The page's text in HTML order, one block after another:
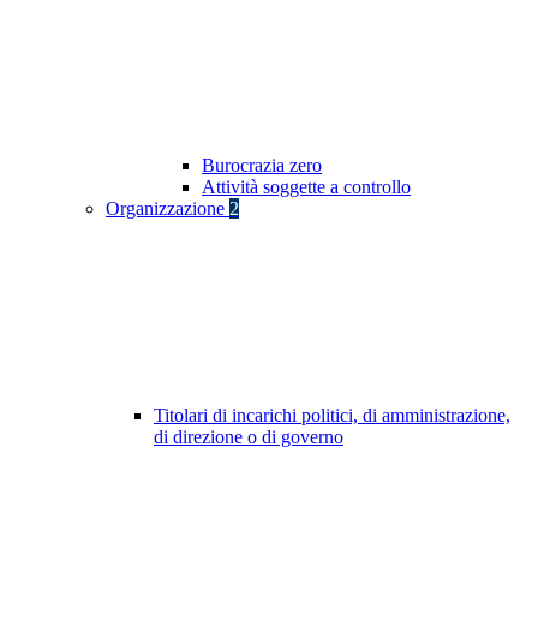
Burocrazia zero
Attività soggette a controllo
Organizzazione 2
Titolari di incarichi politici, di amministrazione,
di direzione o di governo